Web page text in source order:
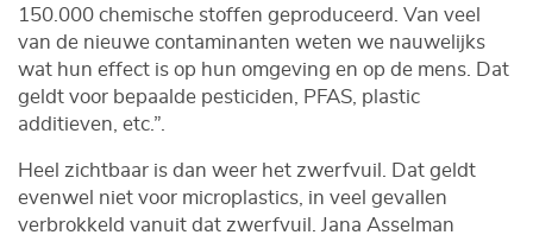
150.000 chemische stoffen geproduceerd. Van veel
van de nieuwe contaminanten weten we nauwelijks
wat hun effect is op hun omgeving en op de mens. Dat
geldt voor bepaalde pesticiden, PFAS, plastic
additieven, etc.”.
Heel zichtbaar is dan weer het zwerfvuil. Dat geldt
evenwel niet voor microplastics, in veel gevallen
verbrokkeld vanuit dat zwerfvuil. Jana Asselman